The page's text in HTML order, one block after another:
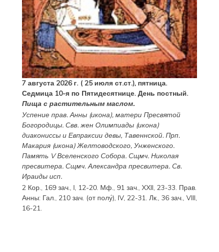
7 августа 2026 г. ( 25 июля ст.ст.), пятница.
Седмица 10-я по Пятидесятнице. День постный.
Пища с растительным маслом.
Успение прав.Анны(икона), матери Пресвятой
Богородицы. Свв. жен Олимпиады(икона)
диакониссы и Евпраксиидевы, Тавеннской. Прп.
Макария(икона) Желтоводского, Унженского.
Память V Вселенского Собора. Сщмч. Николая
пресвитера. Сщмч.Александрапресвитера. Св.
Ираидыисп.
2 Кор., 169 зач., I, 12-20. Мф., 91 зач., XXII, 23-33. Прав.
Анны: Гал., 210 зач. (от полу́), IV, 22-31. Лк., 36 зач., VIII,
16-21.